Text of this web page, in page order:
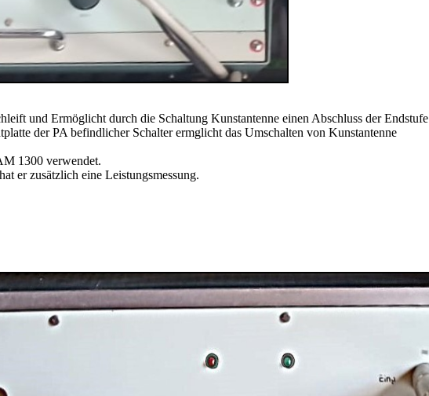
und Ermöglicht durch die Schaltung Kunstantenne einen Abschluss der Endstufe
der PA befindlicher Schalter ermglicht das Umschalten von Kunstantenne
1300 verwendet.
er zusätzlich eine Leistungsmessung.